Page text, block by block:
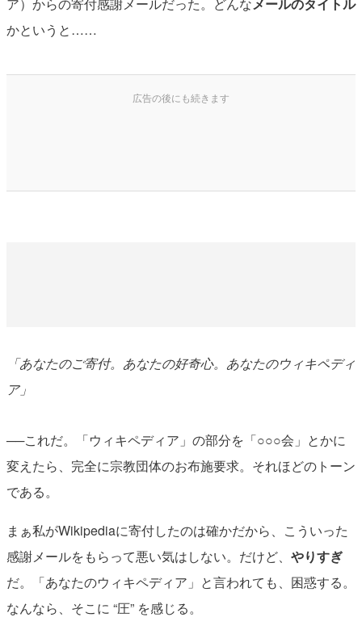
ア）からの寄付感謝メールだった。どんなメールのタイトル
かというと……
「あなたのご寄付。あなたの好奇心。あなたのウィキペディ
ア」
──これだ。「ウィキペディア」の部分を「○○○会」とかに
変えたら、完全に宗教団体のお布施要求。それほどのトーン
である。
まぁ私がWikipediaに寄付したのは確かだから、こういった
感謝メールをもらって悪い気はしない。だけど、 やりすぎ
だ。「あなたのウィキペディア」と言われても、困惑する。
なんなら、そこに “圧” を感じる。